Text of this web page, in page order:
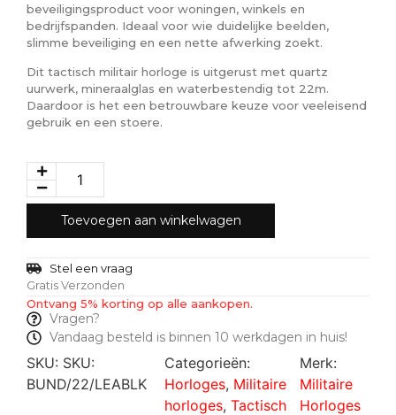
beveiligingsproduct voor woningen, winkels en
bedrijfspanden. Ideaal voor wie duidelijke beelden,
slimme beveiliging en een nette afwerking zoekt.
Dit tactisch militair horloge is uitgerust met quartz
uurwerk, mineraalglas en waterbestendig tot 22m.
Daardoor is het een betrouwbare keuze voor veeleisend
gebruik en een stoere.
Toevoegen aan winkelwagen
Stel een vraag
Gratis Verzonden
Ontvang 5% korting op alle aankopen.
Vragen?
Vandaag besteld is binnen 10 werkdagen in huis!
SKU: SKU:
BUND/22/LEABLK
Categorieën:
Horloges, Militaire
horloges, Tactisch
Merk:
Militaire
Horloges